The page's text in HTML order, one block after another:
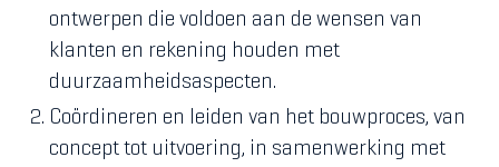
ontwerpen die voldoen aan de wensen van
klanten en rekening houden met
duurzaamheidsaspecten.
Coördineren en leiden van het bouwproces, van
concept tot uitvoering, in samenwerking met